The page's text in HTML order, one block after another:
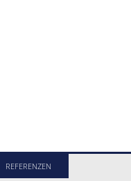
REFERENZEN